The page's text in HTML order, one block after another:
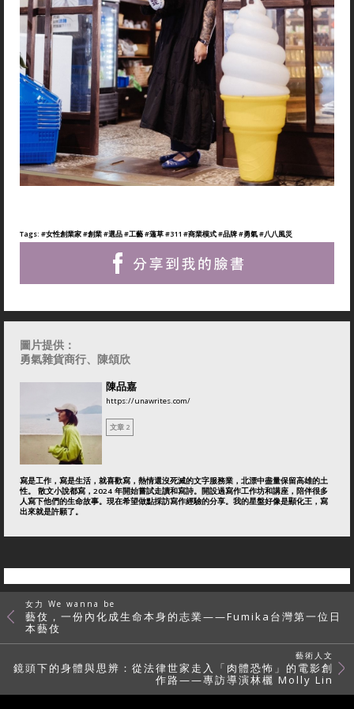
Tags: #女性創業家#創業#選品#工藝#蓪草#311 #商業模式#品牌#勇氣#八八風災
圖片提供：
勇氣雜貨商行、陳頌欣
陳品嘉
https://unawrites.com/
文章 2
寫是工作，寫是生活，就喜歡寫，熱情還沒死滅的文字服務業，北漂中盡量保留高雄的土
性。 散文小說都寫，2024 年開始嘗試走讀和寫詩。開設過寫作工作坊和講座，陪伴很多
人寫下他們的生命故事。現在希望做點採訪寫作經驗的分享。我的星盤好像是顯化王，寫
出來就是許願了。
女力 We wanna be
藝伎，一份內化成生命本身的志業——Fumika台灣第一位日
本藝伎
藝術人文
鏡頭下的身體與思辨：從法律世家走入「肉體恐怖」的電影創
作路——專訪導演林欐 Molly Lin